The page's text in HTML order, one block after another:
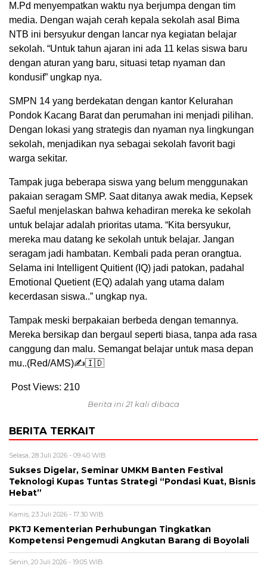
M.Pd menyempatkan waktu nya berjumpa dengan tim
media. Dengan wajah cerah kepala sekolah asal Bima
NTB ini bersyukur dengan lancar nya kegiatan belajar
sekolah. “Untuk tahun ajaran ini ada 11 kelas siswa baru
dengan aturan yang baru, situasi tetap nyaman dan
kondusif” ungkap nya.
SMPN 14 yang berdekatan dengan kantor Kelurahan
Pondok Kacang Barat dan perumahan ini menjadi pilihan.
Dengan lokasi yang strategis dan nyaman nya lingkungan
sekolah, menjadikan nya sebagai sekolah favorit bagi
warga sekitar.
Tampak juga beberapa siswa yang belum menggunakan
pakaian seragam SMP. Saat ditanya awak media, Kepsek
Saeful menjelaskan bahwa kehadiran mereka ke sekolah
untuk belajar adalah prioritas utama. “Kita bersyukur,
mereka mau datang ke sekolah untuk belajar. Jangan
seragam jadi hambatan. Kembali pada peran orangtua.
Selama ini Intelligent Quitient (IQ) jadi patokan, padahal
Emotional Quetient (EQ) adalah yang utama dalam
kecerdasan siswa..” ungkap nya.
Tampak meski berpakaian berbeda dengan temannya.
Mereka bersikap dan bergaul seperti biasa, tanpa ada rasa
canggung dan malu. Semangat belajar untuk masa depan
mu..(Red/AMS)✍🇮🇩
Post Views: 210
Berita ini 21 kali dibaca
BERITA TERKAIT
Selasa, 28 Juli 2026 - 09:40 WIB
Sukses Digelar, Seminar UMKM Banten Festival
Teknologi Kupas Tuntas Strategi “Pondasi Kuat, Bisnis
Hebat”
Kamis, 23 Juli 2026 - 17:30 WIB
PKTJ Kementerian Perhubungan Tingkatkan
Kompetensi Pengemudi Angkutan Barang di Boyolali
Senin, 20 Juli 2026 - 19:05 WIB